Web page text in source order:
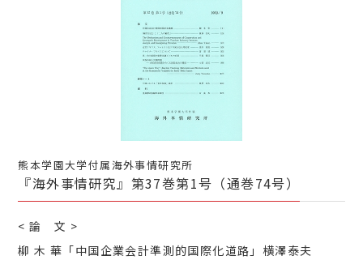
熊本学園大学付属海外事情研究所
『海外事情研究』第37巻第1号（通巻74号）
< 論 文 >
柳 木 華「中国企業会計準測的国際化道路」横澤泰夫